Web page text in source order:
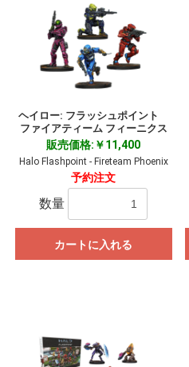
ヘイロー: フラッシュポイント
ファイアティーム フィーニクス
販売価格:￥11,400
Halo Flashpoint - Fireteam Phoenix
予約注文
数量
カートに入れる